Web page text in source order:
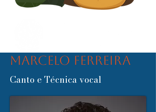
Marcelo Ferreira
Canto e Técnica vocal